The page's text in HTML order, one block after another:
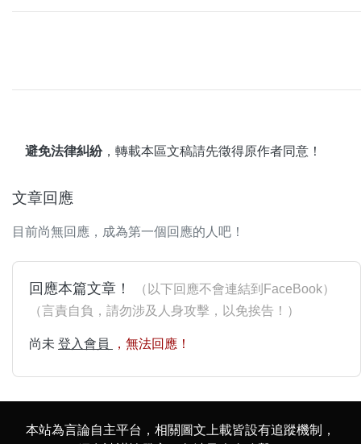
避免法律糾紛，轉載本區文稿請先徵得原作者同意！
文章回應
目前尚無回應，成為第一個回應的人吧！
回應本篇文章！
（以下回應不會連結到FaceBook）
（言責自負，請勿涉及人身攻擊，以免挨告！）
尚未 登入會員 ，無法回應！
本站為言論自主平台，相關圖文上載皆設有追蹤機制，